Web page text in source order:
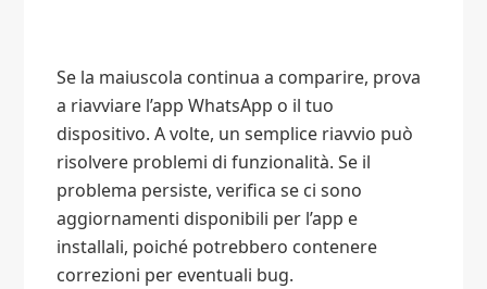
Se la maiuscola continua a comparire, prova
a riavviare l’app WhatsApp o il tuo
dispositivo. A volte, un semplice riavvio può
risolvere problemi di funzionalità. Se il
problema persiste, verifica se ci sono
aggiornamenti disponibili per l’app e
installali, poiché potrebbero contenere
correzioni per eventuali bug.